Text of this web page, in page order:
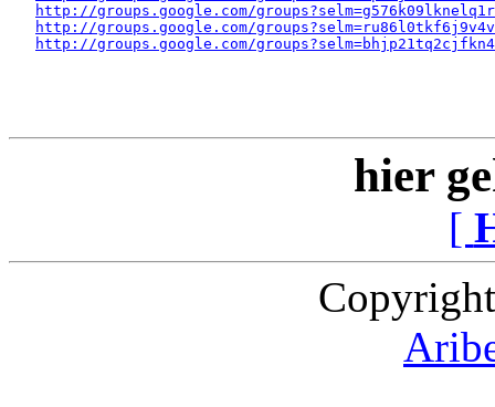
http://groups.google.com/
http://groups.google.com/
http://groups.google.com/
hier
[